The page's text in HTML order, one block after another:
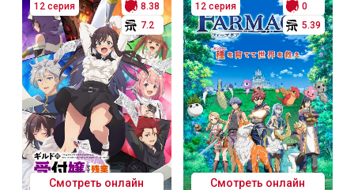
12 серия
8.38
7.2
Смотреть онлайн
12 серия
0
5.39
Смотреть онлайн